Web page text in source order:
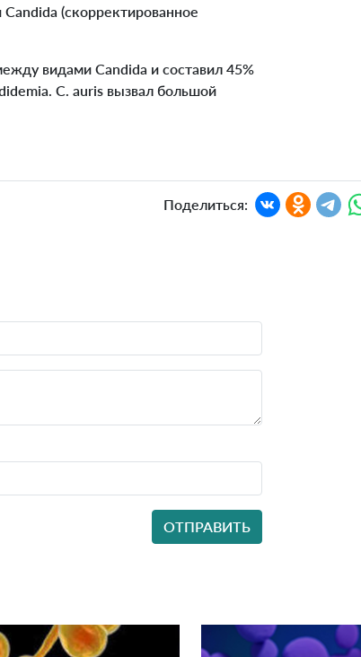
(скорректированное
видами Candida и составил 45%
C. auris вызвал большой
Поделиться: